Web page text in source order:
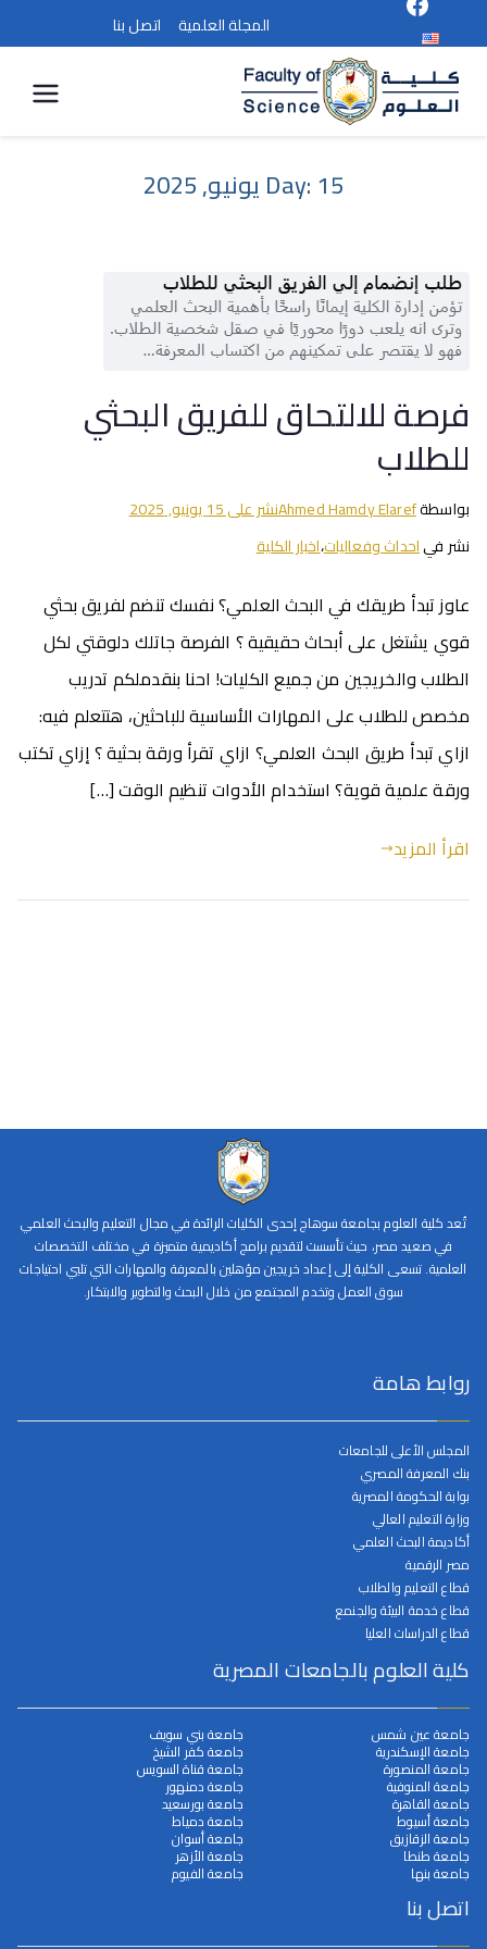
المجلة العلمية اتصل بنا
العلوم Day:15 يونيو, 2025
فرصة للالتحاق للفريق البحثي
للطلاب
بواسطةAhmed Hamdy Elarefنشر على15 يونيو, 2025
نشر فياحداث وفعاليات،اخبار الكلية
عاوز تبدأ طريقك في البحث العلمي؟ نفسك تنضم لفريق بحثي
قوي يشتغل على أبحاث حقيقية ؟ الفرصة جاتلك دلوقتي لكل
الطلاب والخريجين من جميع الكليات! احنا بنقدملكم تدريب
مخصص للطلاب على المهارات الأساسية للباحثين، هتتعلم فيه:
ازاي تبدأ طريق البحث العلمي؟ ازاي تقرأ ورقة بحثية ؟ إزاي تكتب
ورقة علمية قوية؟ استخدام الأدوات تنظيم الوقت […]
اقرأ المزيد
تُعد كلية العلوم بجامعة سوهاج إحدى الكليات الرائدة في مجال التعليم والبحث العلمي
في صعيد مصر، حيث تأسست لتقديم برامج أكاديمية متميزة في مختلف التخصصات
العلمية. تسعى الكلية إلى إعداد خريجين مؤهلين بالمعرفة والمهارات التي تلبي احتياجات
سوق العمل وتخدم المجتمع من خلال البحث والتطوير والابتكار.
روابط هامة
المجلس الأعلى للجامعات
بنك المعرفة المصري
بوابة الحكومة المصرية
وزارة التعليم العالي
أكاديمة البحث العلمي
مصر الرقمية
قطاع التعليم والطلاب
قطاع خدمة البيئة والجنمع
قطاع الدراسات العليا
كلية العلوم بالجامعات المصرية
جامعة عين شمس
جامعة الإسكندرية
جامعة المنصورة
جامعة المنوفية
جامعة القاهرة
جامعة أسيوط
جامعة الزقازيق
جامعة طنطا
جامعة بنها
جامعة بني سويف
جامعة كفر الشيخ
جامعة قناة السويس
جامعة دمنهور
جامعة بورسعيد
جامعة دمياط
جامعة أسوان
جامعة الأزهر
جامعة الفيوم
اتصل بنا